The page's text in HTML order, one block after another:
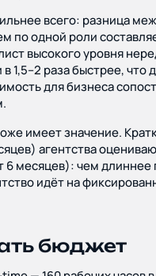
всего: разница
по одной роли
высокого уровня
1,5–2 раза быстрее, что
для бизнеса
имеет значение.
агентства
6 месяцев): чем длиннее
идёт на
бюджет